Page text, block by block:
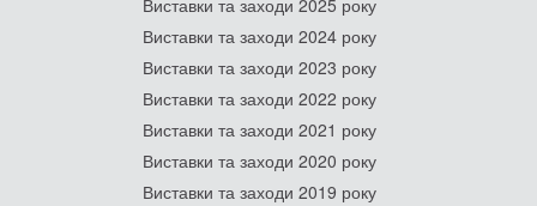
Виставки та заходи 2025 року
Виставки та заходи 2024 року
Виставки та заходи 2023 року
Виставки та заходи 2022 року
Виставки та заходи 2021 року
Виставки та заходи 2020 року
Виставки та заходи 2019 року